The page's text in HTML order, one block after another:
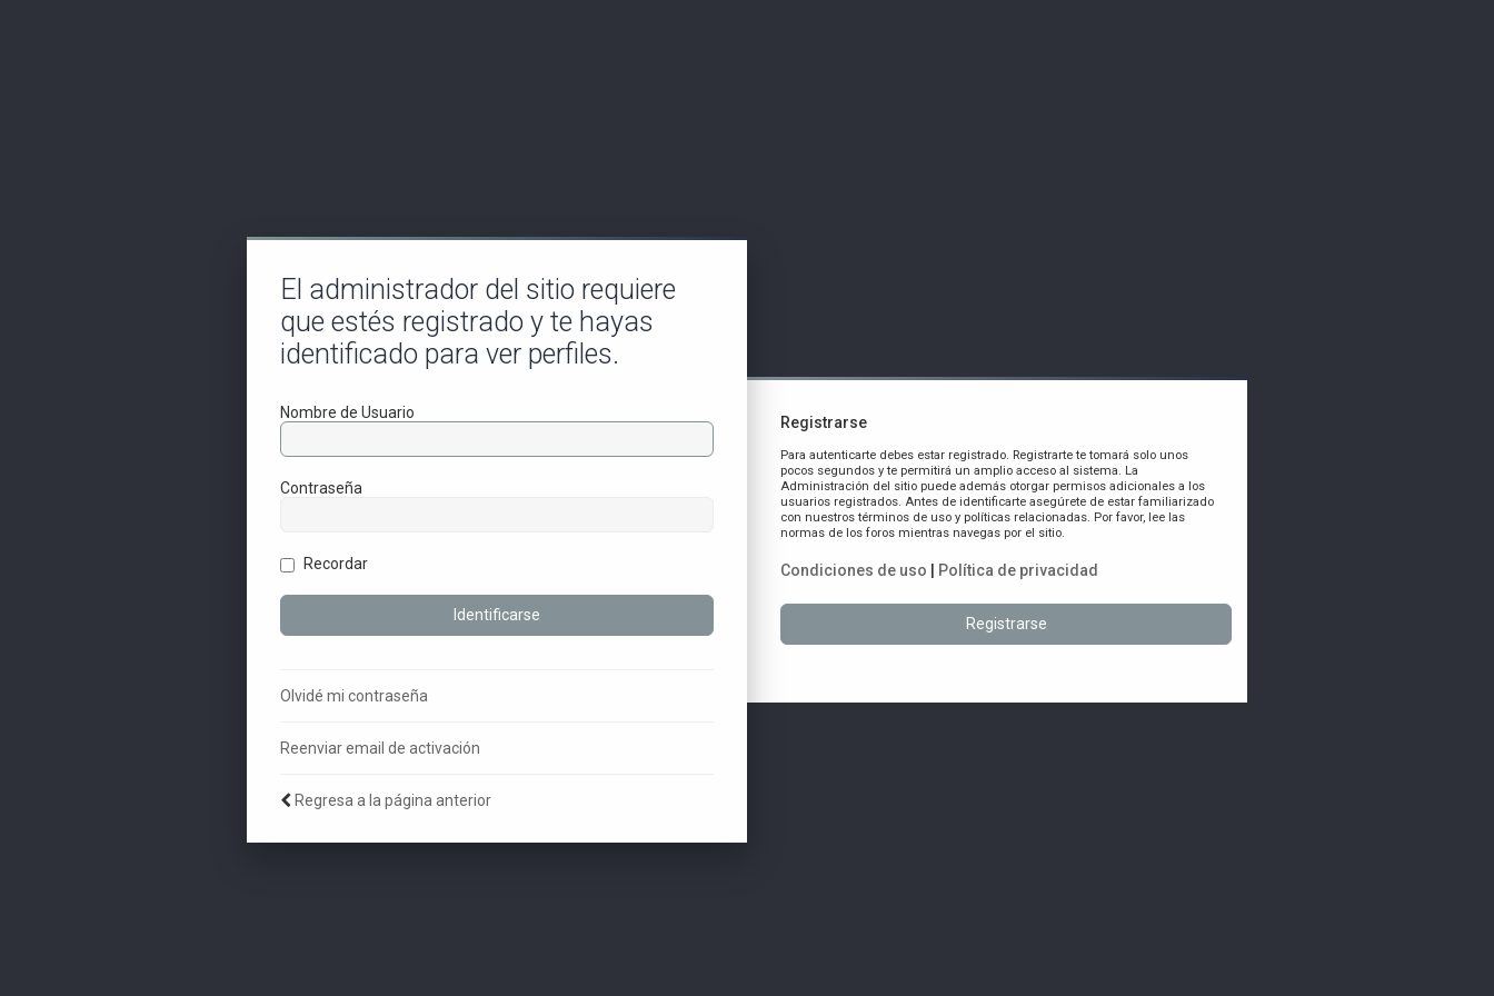
El administrador del sitio requiere
que estés registrado y te hayas
identificado para ver perfiles.
Nombre de Usuario
Contraseña
Recordar
Olvidé mi contraseña
Reenviar email de activación
Regresa a la página anterior
Registrarse
Para autenticarte debes estar registrado. Registrarte te tomará solo unos
pocos segundos y te permitirá un amplio acceso al sistema. La
Administración del sitio puede además otorgar permisos adicionales a los
usuarios registrados. Antes de identificarte asegúrete de estar familiarizado
con nuestros términos de uso y políticas relacionadas. Por favor, lee las
normas de los foros mientras navegas por el sitio.
Condiciones de uso Política de privacidad
Registrarse